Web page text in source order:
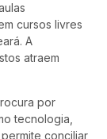
cursos livres
A
atraem
por
tecnologia,
conciliar